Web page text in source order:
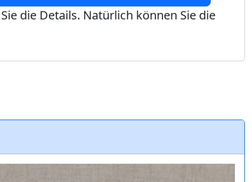
die Details. Natürlich können Sie die